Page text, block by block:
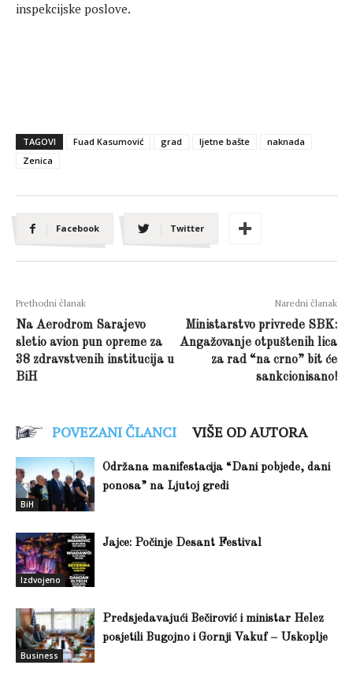
inspekcijske poslove.
TAGOVI Fuad Kasumović grad ljetne bašte
naknada
Zenica
Facebook Twitter
Prethodni članak
Na Aerodrom Sarajevo
sletio avion pun opreme za
38 zdravstvenih institucija u
BiH
Naredni članak
Ministarstvo privrede SBK:
Angažovanje otpuštenih lica
za rad “na crno” bit će
sankcionisano!
POVEZANI ČLANCI VIŠE OD AUTORA
BiH
Održana manifestacija “Dani pobjede, dani
ponosa” na Ljutoj gredi
Izdvojeno
Jajce: Počinje Desant Festival
Business
Predsjedavajući Bečirović i ministar Helez
posjetili Bugojno i Gornji Vakuf – Uskoplje